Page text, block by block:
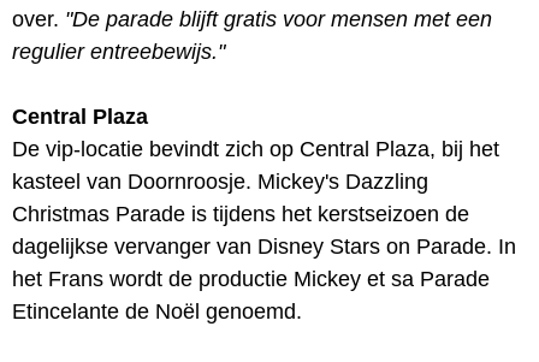
over. "De parade blijft gratis voor mensen met een
regulier entreebewijs."
Central Plaza
De vip-locatie bevindt zich op Central Plaza, bij het
kasteel van Doornroosje. Mickey's Dazzling
Christmas Parade is tijdens het kerstseizoen de
dagelijkse vervanger van Disney Stars on Parade. In
het Frans wordt de productie Mickey et sa Parade
Etincelante de Noël genoemd.